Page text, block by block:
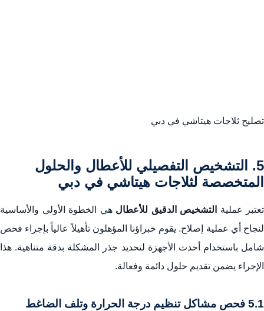
تصليح ثلاجات هيتاشي في دبي
5. التشخيص التفصيلي للأعطال والحلول
المتخصصة لثلاجات هيتاشي في دبي
تعتبر عملية التشخيص الدقيق للأعطال هي الخطوة الأولى والأساسية
لنجاح أي عملية إصلاح. يقوم خبراؤنا المؤهلون تأهيلاً عالياً بإجراء فحص
شامل باستخدام أحدث الأجهزة لتحديد جذر المشكلة بدقة متناهية. هذا
الإجراء يضمن تقديم حلول دائمة وفعالة.
5.1 فحص مشاكل تنظيم درجة الحرارة وتلف الضاغط